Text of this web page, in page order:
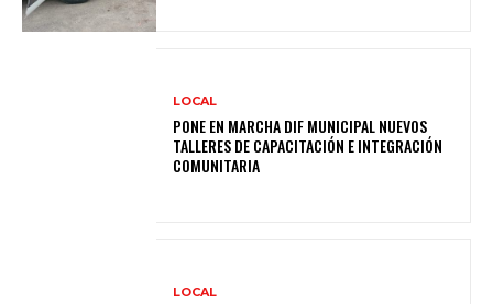
LOCAL
PONE EN MARCHA DIF MUNICIPAL NUEVOS
TALLERES DE CAPACITACIÓN E INTEGRACIÓN
COMUNITARIA
LOCAL